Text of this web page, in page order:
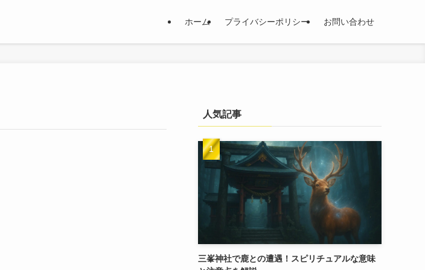
ホーム プライバシーポリシー お問い合わせ
人気記事
三峯神社で鹿との遭遇！スピリチュアルな意味